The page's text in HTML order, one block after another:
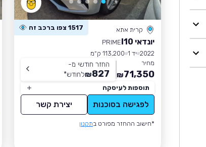
קרית אתא 1517 צפו ברכב זה
יונדאי I10
PRIME
2022 יד 1
113,200 ק״מ
מחיר
71,350
₪
החזר חודשי מ-
827
₪לחודש*
תוספות לעיסקה
לפגישה בסוכנות יצירת קשר
*חישוב ההחזר מפורט בתקנון